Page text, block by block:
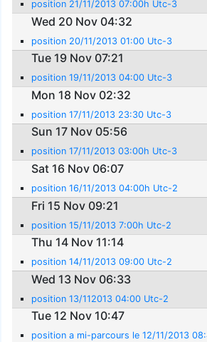
position 21/11/2013 07:00h Utc-3
Wed 20 Nov 04:32
position 20/11/2013 01:00 Utc-3
Tue 19 Nov 07:21
position 19/11/2013 04:00 Utc-3
Mon 18 Nov 02:32
position 17/11/2013 23:30 Utc-3
Sun 17 Nov 05:56
position 17/11/2013 03:00h Utc-3
Sat 16 Nov 06:07
position 16/11/2013 04:00h Utc-2
Fri 15 Nov 09:21
position 15/11/2013 7:00h Utc-2
Thu 14 Nov 11:14
position 14/11/2013 09:00 Utc-2
Wed 13 Nov 06:33
position 13/112013 04:00 Utc-2
Tue 12 Nov 10:47
position a mi-parcours le 12/11/2013